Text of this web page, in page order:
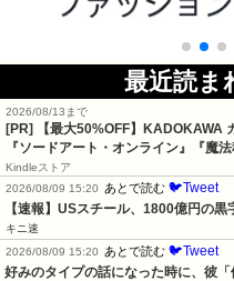
最近読ま
2026/08/13まで
[PR]
【最大50%OFF】KADOKAWA
『ソードアート・オンライン』『魔
Kindleストア
2026/08/09 15:20
あとで読む 🐦Tweet
【速報】USスチール、1800億円の
キニ速
2026/08/09 15:20
あとで読む 🐦Tweet
好みのタイプの話になった時に、彼